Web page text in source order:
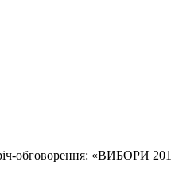
обговорення: «ВИБОРИ